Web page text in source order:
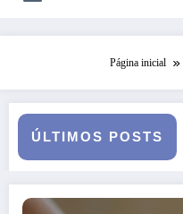
Página inicial
ÚLTIMOS POSTS
casamento vai a julgamento